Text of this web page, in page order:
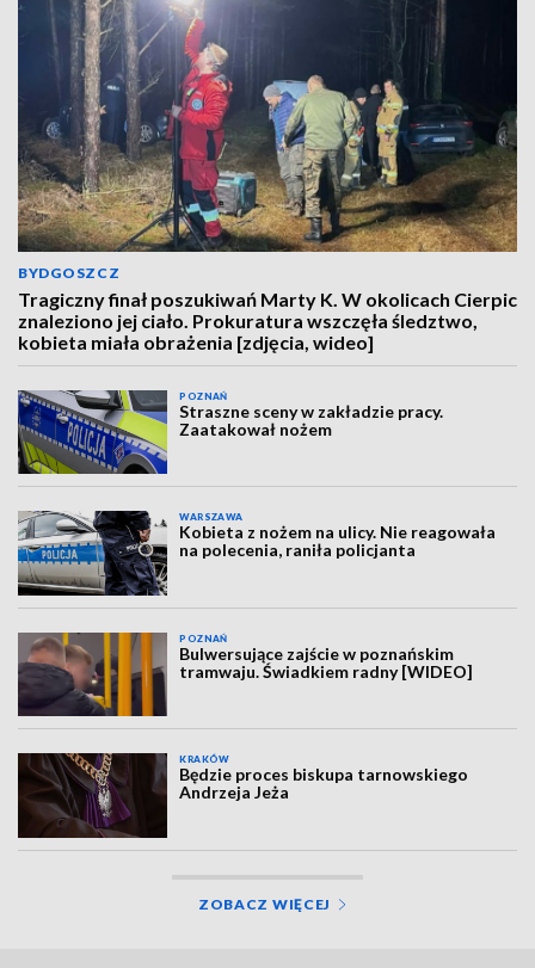
BYDGOSZCZ
Tragiczny finał poszukiwań Marty K. W okolicach Cierpic
znaleziono jej ciało. Prokuratura wszczęła śledztwo,
kobieta miała obrażenia [zdjęcia, wideo]
POZNAŃ
Straszne sceny w zakładzie pracy.
Zaatakował nożem
WARSZAWA
Kobieta z nożem na ulicy. Nie reagowała
na polecenia, raniła policjanta
POZNAŃ
Bulwersujące zajście w poznańskim
tramwaju. Świadkiem radny [WIDEO]
KRAKÓW
Będzie proces biskupa tarnowskiego
Andrzeja Jeża
ZOBACZ WIĘCEJ